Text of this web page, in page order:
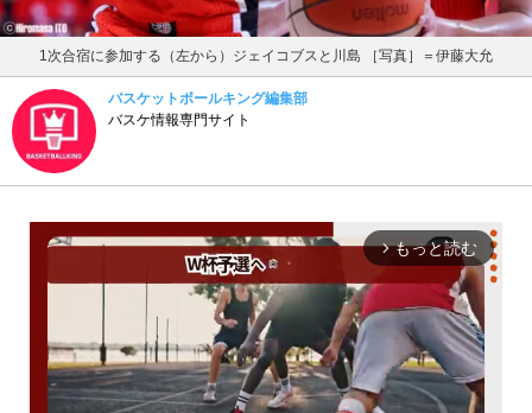
1次合宿に参加する（左から）ジェイコブスと川島 ［写真］＝伊藤大允
バスケットボールキング編集部
バスケ情報専門サイト
arrow_forward_ios もっと読む